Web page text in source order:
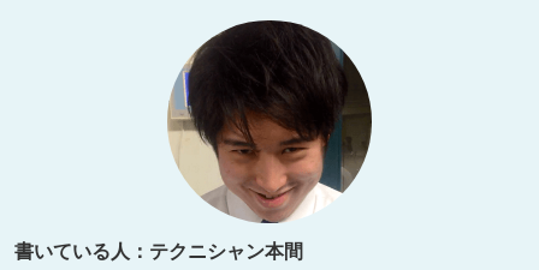
書いている人：テクニシャン本間